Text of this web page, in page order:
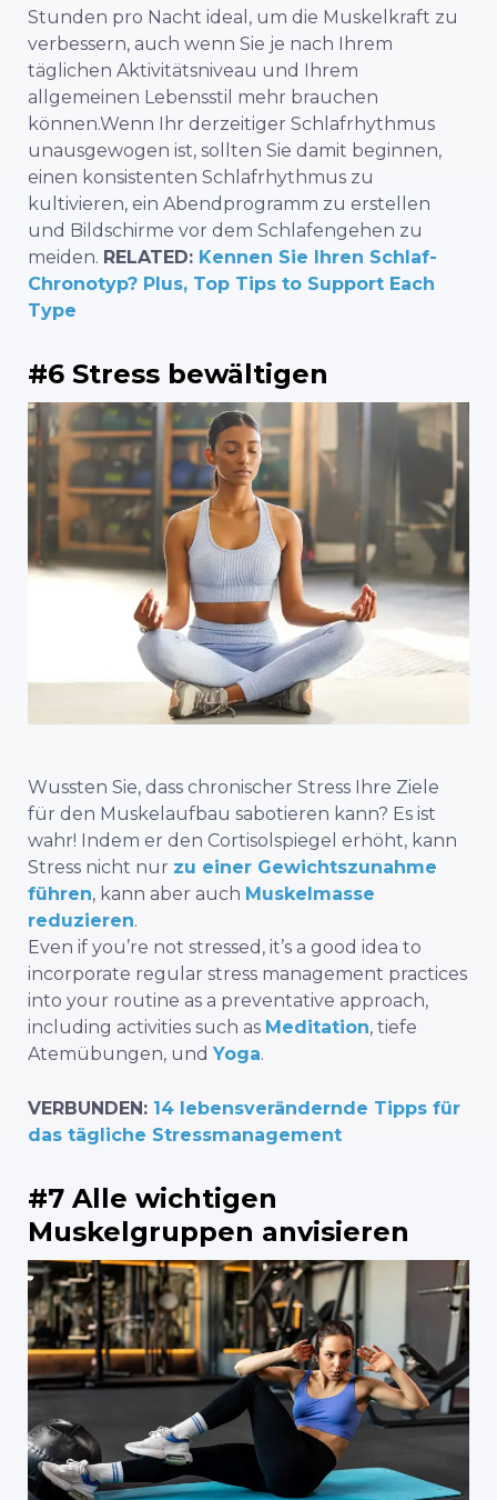
Stunden pro Nacht ideal, um die Muskelkraft zu
verbessern, auch wenn Sie je nach Ihrem
täglichen Aktivitätsniveau und Ihrem
allgemeinen Lebensstil mehr brauchen
können.Wenn Ihr derzeitiger Schlafrhythmus
unausgewogen ist, sollten Sie damit beginnen,
einen konsistenten Schlafrhythmus zu
kultivieren, ein Abendprogramm zu erstellen
und Bildschirme vor dem Schlafengehen zu
meiden. RELATED: Kennen Sie Ihren Schlaf-
Chronotyp? Plus, Top Tips to Support Each
Type
#6 Stress bewältigen
Wussten Sie, dass chronischer Stress Ihre Ziele
für den Muskelaufbau sabotieren kann? Es ist
wahr! Indem er den Cortisolspiegel erhöht, kann
Stress nicht nur zu einer Gewichtszunahme
führen, kann aber auch Muskelmasse
reduzieren.
Even if you’re not stressed, it’s a good idea to
incorporate regular stress management practices
into your routine as a preventative approach,
including activities such as Meditation, tiefe
Atemübungen, und Yoga.
VERBUNDEN: 14 lebensverändernde Tipps für
das tägliche Stressmanagement
#7 Alle wichtigen
Muskelgruppen anvisieren